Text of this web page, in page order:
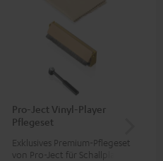
Pro-Ject Vinyl-Player
Pflegeset
Exklusives Premium-Pflegeset
von Pro-Ject für Schallplatten